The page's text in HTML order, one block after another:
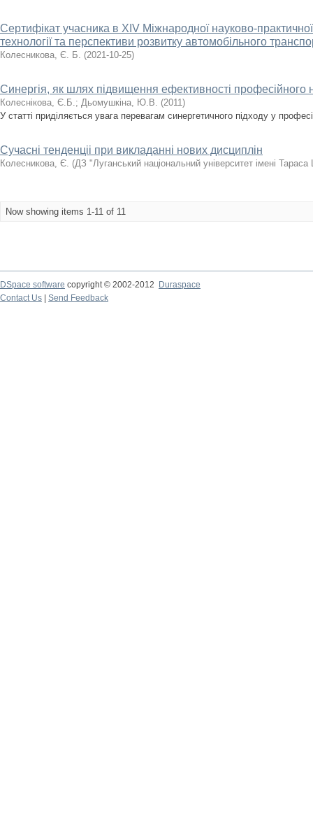
Сертифікат учасника в ХІV Міжнародної науково-
технології та перспективи розвитку автомобільного
Колесникова, Є. Б. (2021-10-25)
Синергія, як шлях підвищення ефективності професійного
Колеснікова, Є.Б.; Дьомушкіна, Ю.В. (2011)
У статті приділяється увага перевагам синергетичного підходу у
Сучасні тенденціі при викладанні нових дисциплін
Колесникова, Є. (ДЗ "Луганський національний університет імені
Now showing items 1-11 of 11
DSpace software copyright © 2002-2012
Duraspace
Contact Us
Send Feedback